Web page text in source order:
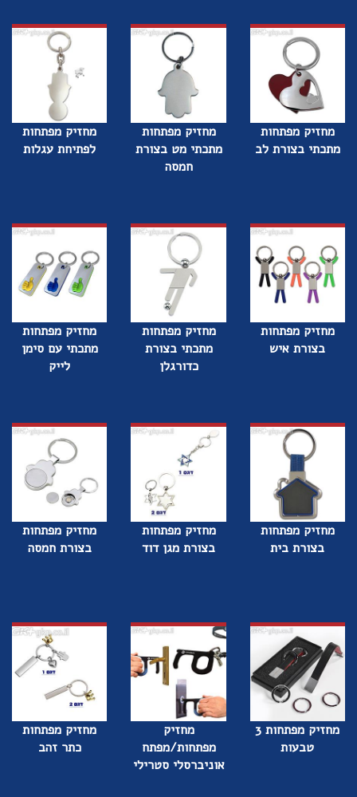
מחזיק מפתחות
מתכתי בצורת לב
מחזיק מפתחות
מתכתי מט בצורת
חמסה
מחזיק מפתחות
לפתיחת עגלות
מחזיק מפתחות
בצורת איש
מחזיק מפתחות
מתכתי בצורת
כדורגלן
מחזיק מפתחות
מתכתי עם סימן
לייק
מחזיק מפתחות
בצורת בית
מחזיק מפתחות
בצורת מגן דוד
מחזיק מפתחות
בצורת חמסה
מחזיק מפתחות 3
טבעות
מחזיק
מפתחות/מפתח
אוניברסלי סטרילי
מחזיק מפתחות
כתר זהב